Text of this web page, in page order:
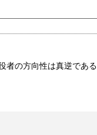
者の方向性は真逆である